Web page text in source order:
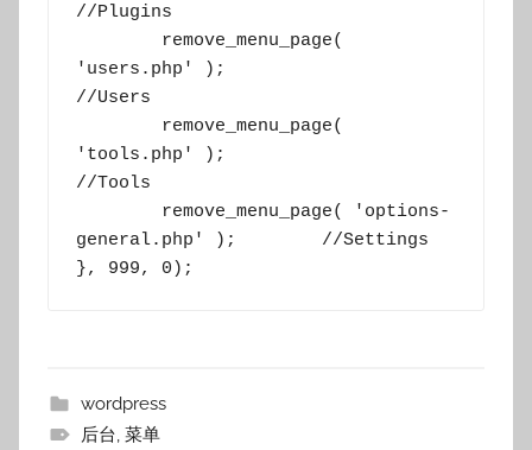
//Plugins
'users.php' );
//Users
'tools.php' );
//Tools
general.php' );        //Settings
}, 999, 0);
wordpress
后台 菜单